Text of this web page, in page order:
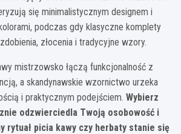
się minimalistycznym designem i
podczas gdy klasyczne komplety
złocenia i tradycyjne wzory.
mistrzowsko łączą funkcjonalność z
a skandynawskie wzornictwo urzeka
i praktycznym podejściem. Wybierz
odzwierciedla Twoją osobowość i
rytuał picia kawy czy herbaty stanie się